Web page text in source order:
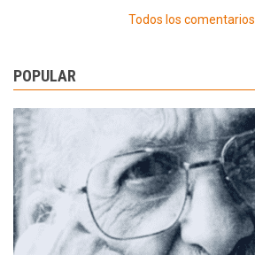
Todos los comentarios
POPULAR